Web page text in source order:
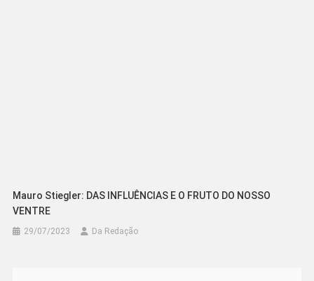
Mauro Stiegler: DAS INFLUÊNCIAS E O FRUTO DO NOSSO
VENTRE
29/07/2023 Da Redação